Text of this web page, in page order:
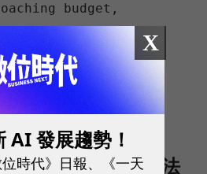
budget,
fresh. Do not push
> silently
開講，禁止混合寫法
X
AI 發展趨勢！
時代》日報、《一天